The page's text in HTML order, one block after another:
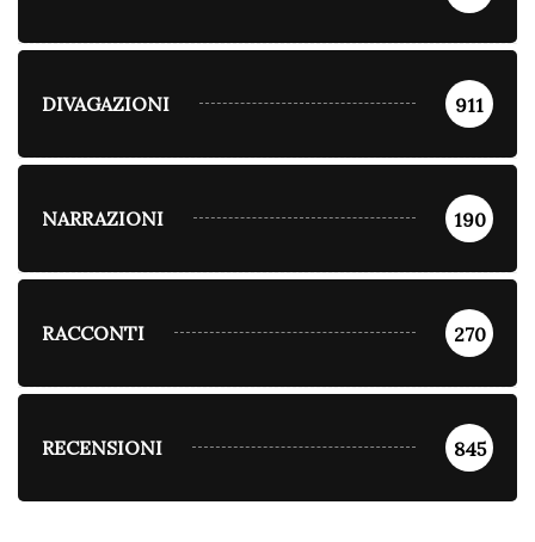
DIVAGAZIONI 911
NARRAZIONI 190
RACCONTI 270
RECENSIONI 845